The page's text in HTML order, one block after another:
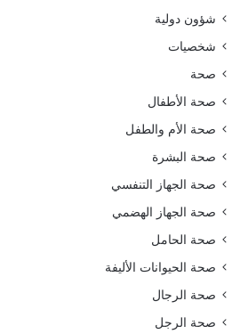
شؤون دولية
شخصيات
صحة
صحة الأطفال
صحة الأم والطفل
صحة البشرة
صحة الجهاز التنفسي
صحة الجهاز الهضمي
صحة الحامل
صحة الحيوانات الأليفة
صحة الرجال
صحة الرجل